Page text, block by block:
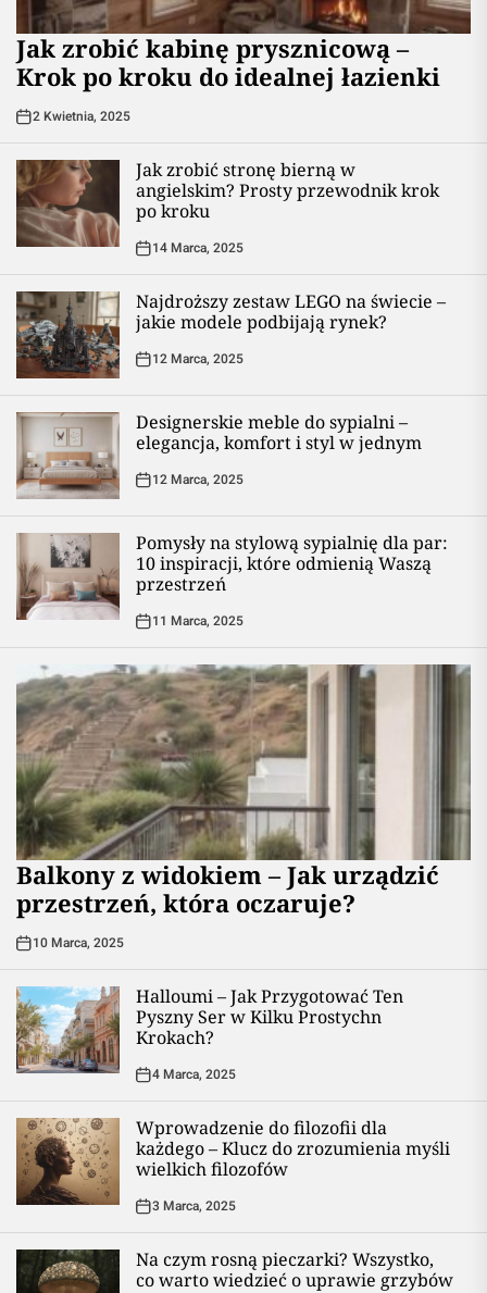
Jak zrobić kabinę prysznicową –
Krok po kroku do idealnej łazienki
2 Kwietnia, 2025
Jak zrobić stronę bierną w
angielskim? Prosty przewodnik krok
po kroku
14 Marca, 2025
Najdroższy zestaw LEGO na świecie –
jakie modele podbijają rynek?
12 Marca, 2025
Designerskie meble do sypialni –
elegancja, komfort i styl w jednym
12 Marca, 2025
Pomysły na stylową sypialnię dla par:
10 inspiracji, które odmienią Waszą
przestrzeń
11 Marca, 2025
Balkony z widokiem – Jak urządzić
przestrzeń, która oczaruje?
10 Marca, 2025
Halloumi – Jak Przygotować Ten
Pyszny Ser w Kilku Prostychn
Krokach?
4 Marca, 2025
Wprowadzenie do filozofii dla
każdego – Klucz do zrozumienia myśli
wielkich filozofów
3 Marca, 2025
Na czym rosną pieczarki? Wszystko,
co warto wiedzieć o uprawie grzybów